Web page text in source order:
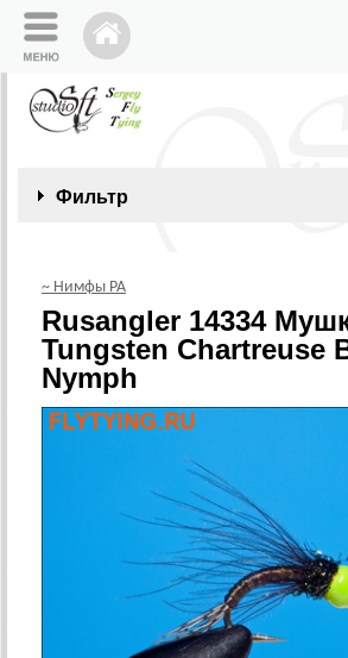
Фильтр
~ Нимфы РА
Rusangler 14334
Tungsten Chartreuse
Nymph